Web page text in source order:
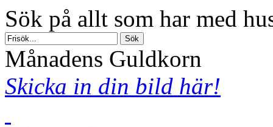
Sök på allt som har med
Månadens Guldkorn
Skicka in din bild här!